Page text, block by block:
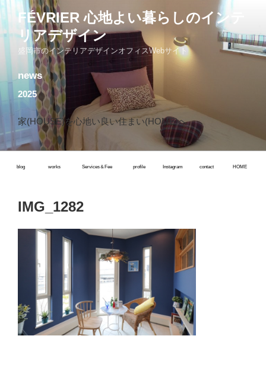
コ
ン
テ
プ
FÉVRIER 心地よい暮らしのインテ
リアデザイン
盛岡市のインテリアデザインオフィスWebサイト
news
2025
家(HOUSE)を心地い良い住まい(HOME)へ
blog works Services＆Fee profile Instagram contact HOME
IMG_1282